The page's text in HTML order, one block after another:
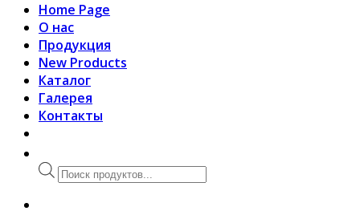
Home Page
О нас
Продукция
New Products
Каталог
Галерея
Контакты
Поиск
товаров